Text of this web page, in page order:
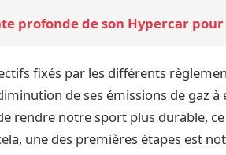
profonde de son Hypercar pour
fixés par les différents
de ses émissions de gaz à
rendre notre sport plus durable,
une des premières étapes est